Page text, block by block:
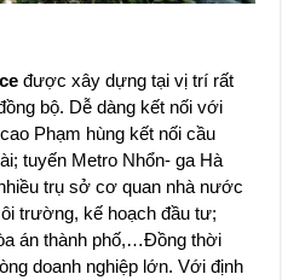
được xây dựng tại vị trí rất
bộ. Dễ dàng kết nối với
Phạm hùng kết nối cầu
tuyến Metro Nhổn- ga Hà
trụ sở cơ quan nhà nước
trường, kế hoạch đầu tư;
án thành phố,…Đồng thời
doanh nghiệp lớn. Với định